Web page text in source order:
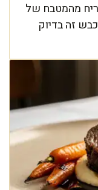
מהמטבח של
זה בדיוק